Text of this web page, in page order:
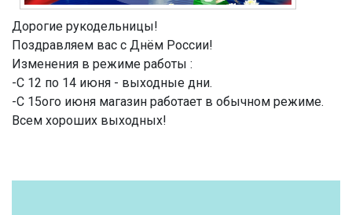
Дорогие рукодельницы!
Поздравляем вас с Днём России!
Изменения в режиме работы :
-С 12 по 14 июня - выходные дни.
-С 15ого июня магазин работает в обычном режиме.
Всем хороших выходных!